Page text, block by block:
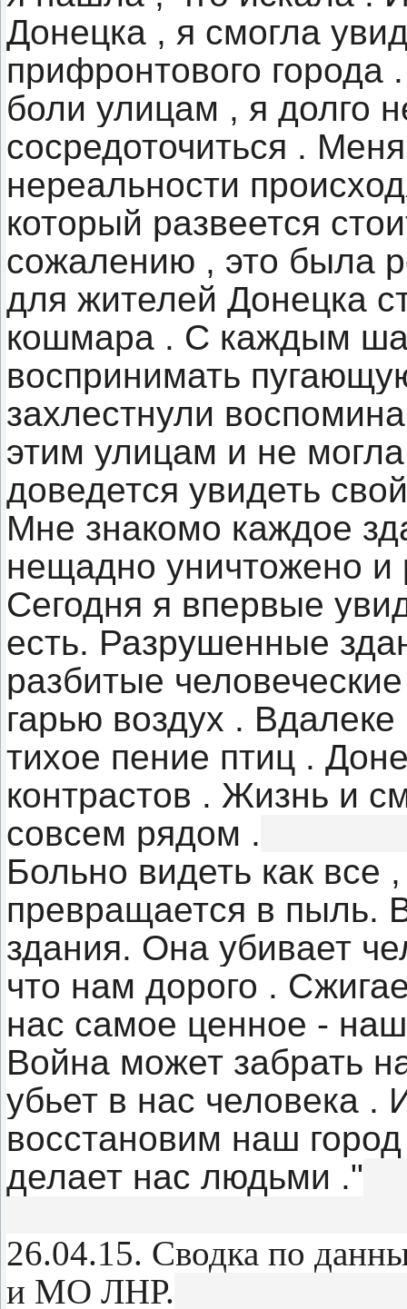
Донецка , я смогла
прифронтового
боли улицам , я долго
сосредоточиться .
нереальности
который развеется
сожалению , это была
для жителей Донецка
кошмара . С каждым
воспринимать
захлестнули
этим улицам и не
доведется увидеть
Мне знакомо каждое
нещадно уничтожено и
Сегодня я впервые
есть. Разрушенные
разбитые
гарью воздух .
тихое пение птиц .
контрастов . Жизнь и
совсем рядом .
Больно видеть как
превращается в пыль.
здания. Она убивает
что нам дорого .
нас самое ценное -
Война может забрать
убьет в нас человека
восстановим наш
делает нас людьми ."
26.04.15. Сводка по
и МО ЛНР.